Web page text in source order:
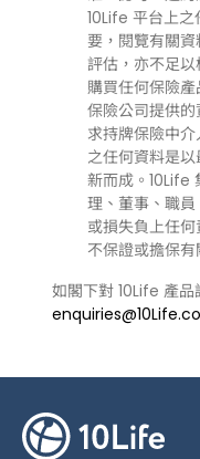
10Life 平台上
要，閱覽有關
評估，亦不足
購買任何保險
保險公司提供
求持牌保險中
之任何資料是
新而成。10Life
理、董事、職
或損失負上任
不保證或擔保
如閣下對 10Life 產